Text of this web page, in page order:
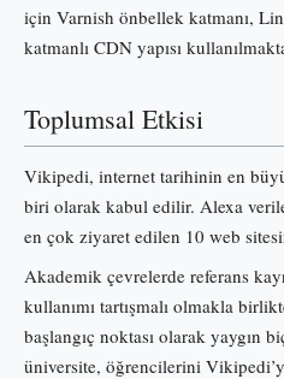
için Varnish önbellek katmanı,
katmanlı CDN yapısı
Toplumsal Etkisi
Vikipedi, internet tarihinin en
biri olarak kabul edilir. Alexa
en çok ziyaret edilen 10 web
Akademik çevrelerde referans
kullanımı tartışmalı olmakla
başlangıç noktası olarak yaygın
üniversite, öğrencilerini